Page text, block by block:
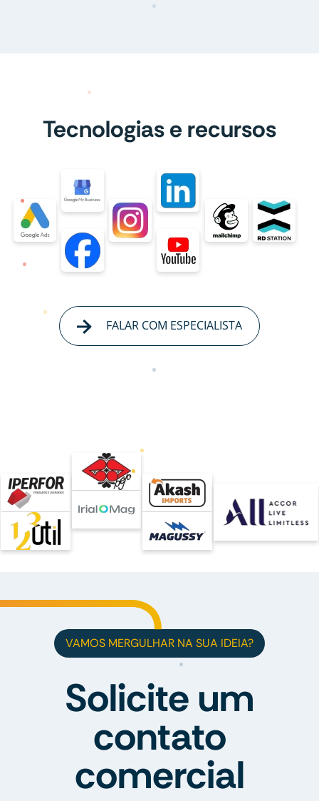
Tecnologias e recursos
FALAR COM ESPECIALISTA
VAMOS MERGULHAR NA SUA IDEIA?
Solicite um
contato
comercial